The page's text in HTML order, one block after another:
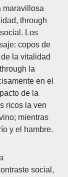
maravillosa
through
Los
copos de
la vitalidad
la
en el
de la
ricos la ven
mientras
y el hambre.
social,